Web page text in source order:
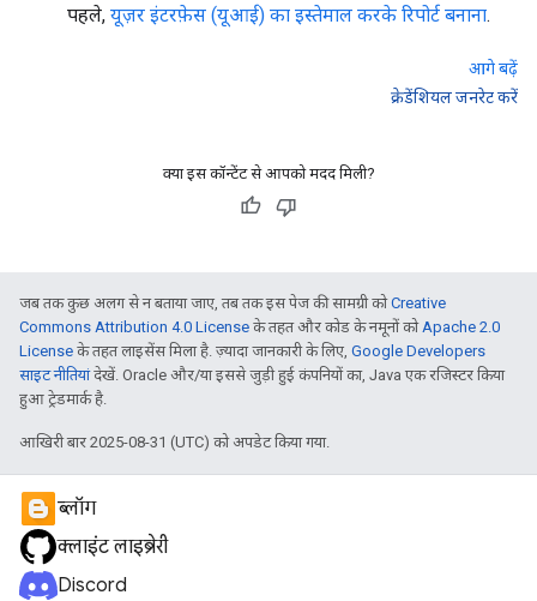
पहले, यूज़र इंटरफ़ेस (यूआई) का इस्तेमाल करके रिपोर्ट बनाना.
आगे बढ़ें
क्रेडेंशियल जनरेट करें
क्या इस कॉन्टेंट से आपको मदद मिली?
जब तक कुछ अलग से न बताया जाए, तब तक इस पेज की सामग्री कोCreative
Commons Attribution 4.0 License के तहत और कोड के नमूनों कोApache 2.0
License के तहत लाइसेंस मिला है. ज़्यादा जानकारी के लिए, Google Developers
साइट नीतियांदेखें. Oracle और/या इससे जुड़ी हुई कंपनियों का, Java एक रजिस्टर किया
हुआ ट्रेडमार्क है.
आखिरी बार 2025-08-31 (UTC) को अपडेट किया गया.
ब्लॉग
क्लाइंट लाइब्रेरी
Discord